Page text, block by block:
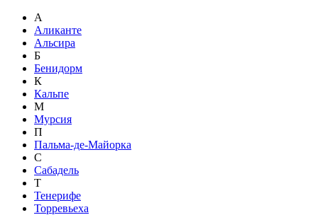
А
Аликанте
Альсира
Б
Бенидорм
К
Кальпе
М
Мурсия
П
Пальма-де-Майорка
С
Сабадель
Т
Тенерифе
Торревьеха